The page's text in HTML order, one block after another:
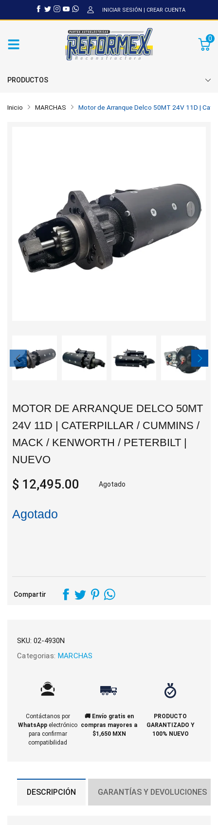
INICIAR SESIÓN | CREAR CUENTA
0
PRODUCTOS
Inicio MARCHAS Motor de Arranque Delco 50MT 24V 11D |
MOTOR DE ARRANQUE DELCO 50MT
24V 11D | CATERPILLAR / CUMMINS /
MACK / KENWORTH / PETERBILT |
NUEVO
$ 12,495.00 Agotado
Agotado
Compartir
SKU: 02-4930N
Categorias: MARCHAS
Contáctanos por
WhatsApp electrónico
para confirmar
compatibilidad
🚚 Envío gratis en
compras mayores a
$1,650 MXN
PRODUCTO
GARANTIZADO Y
100% NUEVO
DESCRIPCIÓN GARANTÍAS Y DEVOLUCIONES